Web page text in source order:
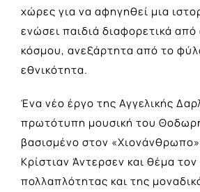
χώρες για να αφηγηθεί μια
ενώσει παιδιά διαφορετικά
κόσμου, ανεξάρτητα από το
εθνικότητα.
Ένα νέο έργο της Αγγελικής
πρωτότυπη μουσική του
βασισμένο στον
Κρίστιαν Άντερσεν και θέμα
πολλαπλότητας και της